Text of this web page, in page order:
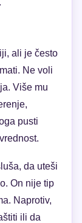
ali je često
Ne voli
Više mu
pusti
da uteši
On nije tip
Naprotiv,
ili da